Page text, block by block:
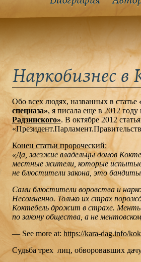
Наркобизнес
Обо всех людях, названных в статье
спецназа», я писала еще в 2012 году
Радзинского». В октябре 2012
Конец статьи пророческий:
«Да, заезжие владельцы домов
местные жители, которые
не блюстители закона, это
Сами блюстители воровства и
Несомненно. Только их страх
Коктебель дрожит в страхе.
по закону общества, а не
— See more at: https://kara-dag.info/
Судьба трех лиц, обворовавших